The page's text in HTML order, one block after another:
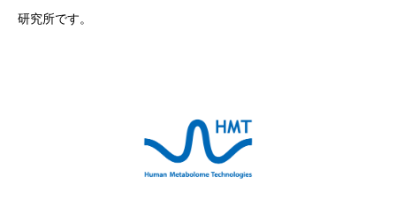
研究所です。